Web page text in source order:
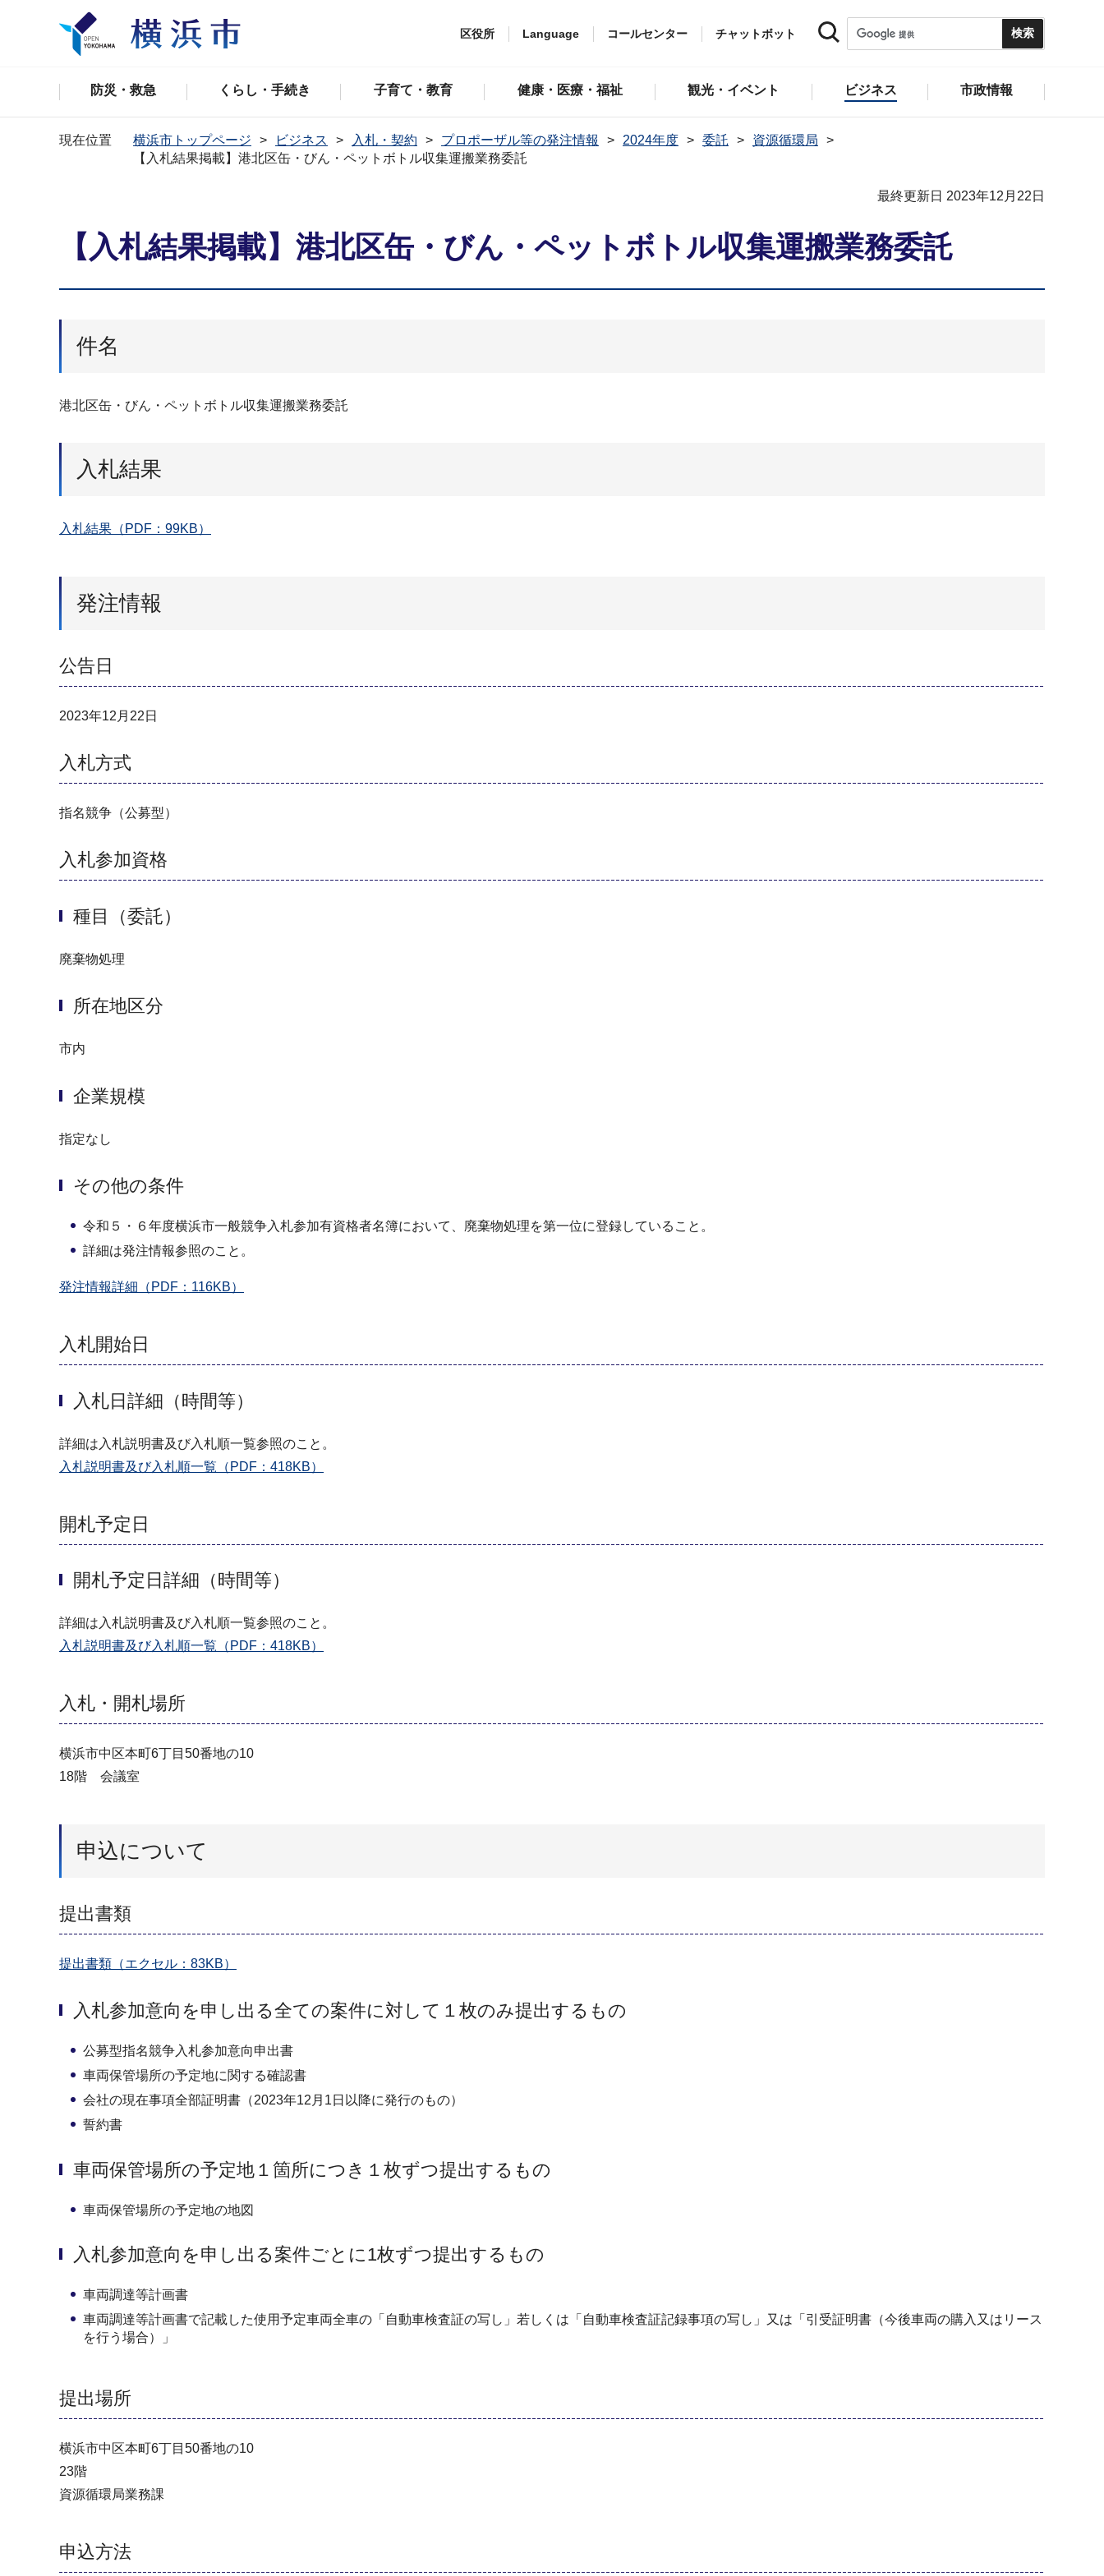
区役所 Language コールセンター チャットボット
防災・救急 くらし・手続き 子育て・教育 健康・医療・福祉 観光・イベント ビジネス 市政情報
現在位置 横浜市トップページ ビジネス 入札・契約 プロポーザル等の発注情報 2024年度 委託
資源循環局
【入札結果掲載】港北区缶・びん・ペットボトル収集運搬業務委託
最終更新日 2023年12月22日
【入札結果掲載】港北区缶・びん・ペットボトル収集運搬業務委託
件名
港北区缶・びん・ペットボトル収集運搬業務委託
入札結果
入札結果（PDF：99KB）
発注情報
公告日
2023年12月22日
入札方式
指名競争（公募型）
入札参加資格
種目（委託）
廃棄物処理
所在地区分
市内
企業規模
指定なし
その他の条件
令和５・６年度横浜市一般競争入札参加有資格者名簿において、廃棄物処理を第一位に登録していること。
詳細は発注情報参照のこと。
発注情報詳細（PDF：116KB）
入札開始日
入札日詳細（時間等）
詳細は入札説明書及び入札順一覧参照のこと。
入札説明書及び入札順一覧（PDF：418KB）
開札予定日
開札予定日詳細（時間等）
詳細は入札説明書及び入札順一覧参照のこと。
入札説明書及び入札順一覧（PDF：418KB）
入札・開札場所
横浜市中区本町6丁目50番地の10
18階 会議室
申込について
提出書類
提出書類（エクセル：83KB）
入札参加意向を申し出る全ての案件に対して１枚のみ提出するもの
公募型指名競争入札参加意向申出書
車両保管場所の予定地に関する確認書
会社の現在事項全部証明書（2023年12月1日以降に発行のもの）
誓約書
車両保管場所の予定地１箇所につき１枚ずつ提出するもの
車両保管場所の予定地の地図
入札参加意向を申し出る案件ごとに1枚ずつ提出するもの
車両調達等計画書
車両調達等計画書で記載した使用予定車両全車の「自動車検査証の写し」若しくは「自動車検査証記録事項の写し」又は「引受証明書（今後車両の購入又はリース
を行う場合）」
提出場所
横浜市中区本町6丁目50番地の10
23階
資源循環局業務課
申込方法